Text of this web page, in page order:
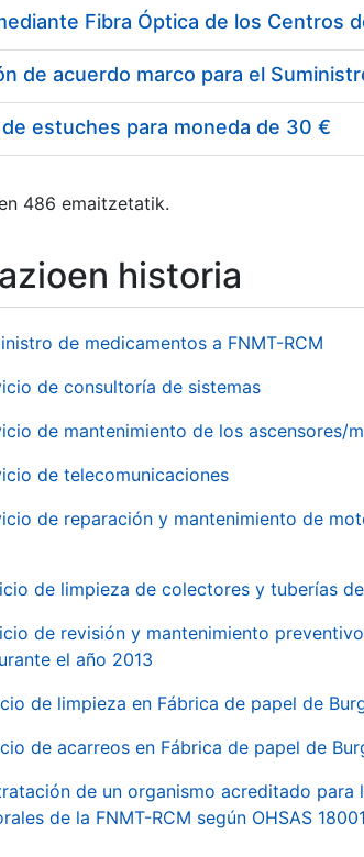
estuches para moneda de 30 €
486 emaitzetatik.
historia
de medicamentos a FNMT-RCM
de consultoría de sistemas
de mantenimiento de los ascensores/
de telecomunicaciones
de reparación y mantenimiento de
de limpieza de colectores y tuberías
de revisión y mantenimiento
el año 2013
de limpieza en Fábrica de papel de
de acarreos en Fábrica de papel de
de un organismo acreditado
de la FNMT-RCM según OHSAS 18001